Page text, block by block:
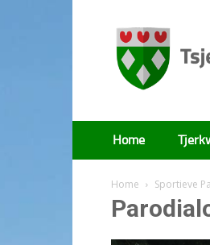
Tsjerkwert
Home
Home Sportieve